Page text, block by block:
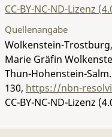
CC-BY-NC-ND-Lizenz
Quellenangabe
Wolkenstein-
Marie Gräfin
Thun-Hohenstein-
130, https://nbn-
CC-BY-NC-ND-Lizenz